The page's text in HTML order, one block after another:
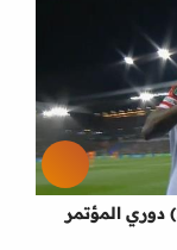
اهداف مباراة كريستال بالاس وشاختار (3-1) دوري المؤتمر